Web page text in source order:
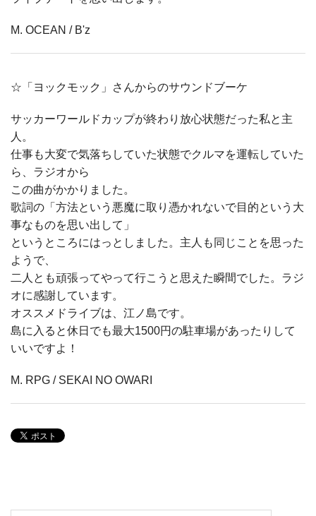
M. OCEAN / B'z
☆「ヨックモック」さんからのサウンドブーケ
サッカーワールドカップが終わり放心状態だった私と主
人。
仕事も大変で気落ちしていた状態でクルマを運転していた
ら、ラジオから
この曲がかかりました。
歌詞の「方法という悪魔に取り憑かれないで目的という大
事なものを思い出して」
というところにはっとしました。主人も同じことを思った
ようで、
二人とも頑張ってやって行こうと思えた瞬間でした。ラジ
オに感謝しています。
オススメドライブは、江ノ島です。
島に入ると休日でも最大1500円の駐車場があったりして
いいですよ！
M. RPG / SEKAI NO OWARI